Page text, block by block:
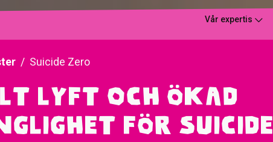
Vår expertis
Suicide Zero
lyft och ökad
för Suicide